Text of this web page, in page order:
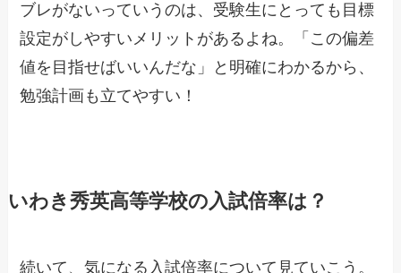
ブレがないっていうのは、受験生にとっても目標
設定がしやすいメリットがあるよね。「この偏差
値を目指せばいいんだな」と明確にわかるから、
勉強計画も立てやすい！
いわき秀英高等学校の入試倍率は？
続いて、気になる入試倍率について見ていこう。